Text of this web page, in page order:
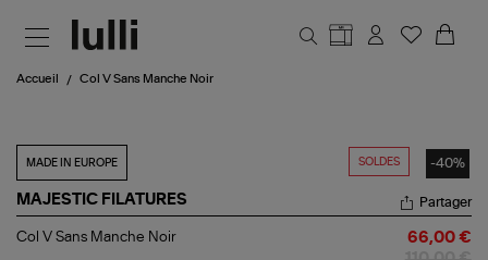
Accueil Col V Sans Manche Noir
SOLDES -40%
MADE IN EUROPE
MAJESTIC FILATURES
Col
Partager
Col V Sans Manche Noir 66,00 €